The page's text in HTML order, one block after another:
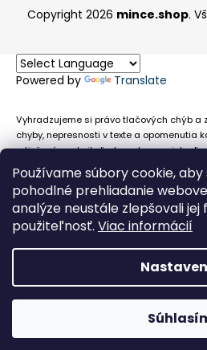
Používame súbory cookie,
pohodlné prehliadanie
analýze neustále zlepšovali jej
použiteľnosť. Viac informácií
Copyright 2026 mince.shop.
Powered by Translate
Vyhradzujeme si právo tlačových chýb a
chyby, nepresnosti v texte a opomenutia
a tiež právo akejkoľvek osobe zamietnuť
chybne uvedený text. Na stránkach sa
nepresnosti a typografické chyby alebo
informáciami zobrazenými na týchto
povinnosť ani zodpovednosť v prípade, že
informácie poskytované na týchto